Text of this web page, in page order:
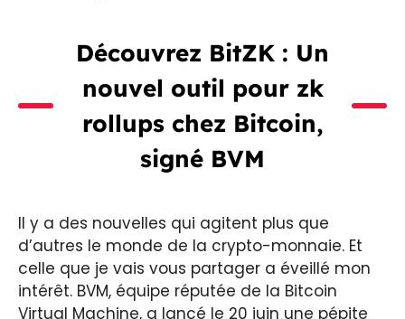
Découvrez BitZK : Un
nouvel outil pour zk
rollups chez Bitcoin,
signé BVM
Il y a des nouvelles qui agitent plus que
d’autres le monde de la crypto-monnaie. Et
celle que je vais vous partager a éveillé mon
intérêt. BVM, équipe réputée de la Bitcoin
Virtual Machine, a lancé le 20 juin une pépite